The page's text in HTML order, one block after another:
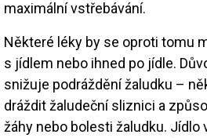
maximální vstřebávání.
Některé léky by se oproti tomu
s jídlem nebo ihned po jídle.
snižuje podráždění žaludku –
dráždit žaludeční sliznici a
žáhy nebo bolesti žaludku. Jídlo